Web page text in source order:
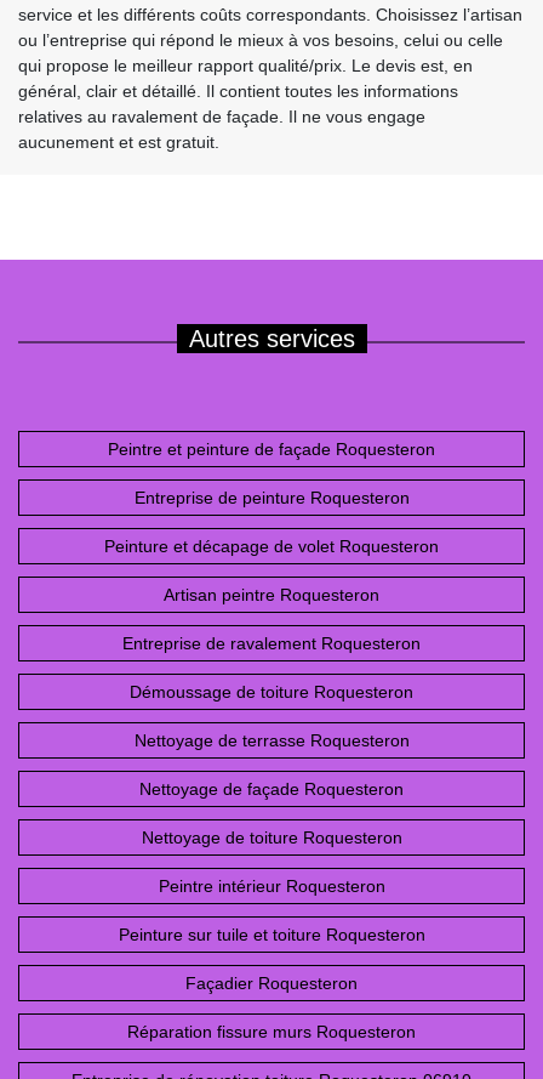
service et les différents coûts correspondants. Choisissez l’artisan
ou l’entreprise qui répond le mieux à vos besoins, celui ou celle
qui propose le meilleur rapport qualité/prix. Le devis est, en
général, clair et détaillé. Il contient toutes les informations
relatives au ravalement de façade. Il ne vous engage
aucunement et est gratuit.
Autres services
Peintre et peinture de façade Roquesteron
Entreprise de peinture Roquesteron
Peinture et décapage de volet Roquesteron
Artisan peintre Roquesteron
Entreprise de ravalement Roquesteron
Démoussage de toiture Roquesteron
Nettoyage de terrasse Roquesteron
Nettoyage de façade Roquesteron
Nettoyage de toiture Roquesteron
Peintre intérieur Roquesteron
Peinture sur tuile et toiture Roquesteron
Façadier Roquesteron
Réparation fissure murs Roquesteron